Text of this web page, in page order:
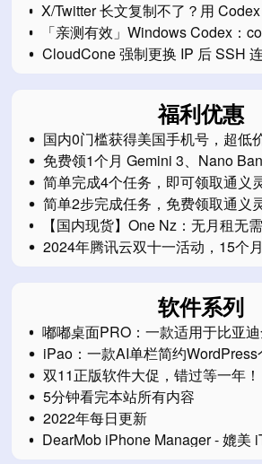
X/Twitter 长文复制不了？用
片和互动数据保存成 Markdown
「亲测有效」Windows Codex：
Chrome插件无法使用问题解决方
CloudCone 强制更换 IP 后 SSH
网关一定要改
福利优惠
国内0门槛获得美国手机号，超低
免费领1个月 Gemini 3、Nano
会员
简单完成4个任务，即可领取通义
标垫
简单2步完成任务，免费领取通义
【国内现货】One Nz：无月租无
eSim新西兰电话卡
2024年腾讯云双十一活动，15个
软件系列
嘟嘟桌面PRO：一款适用于比亚
桌面软件
iPao：一款AI单栏简约
双11正版软件大促，错过等一年！
5分钟看完本站所有内容
2022年每日更新
DearMob iPhone Manager - 媲美